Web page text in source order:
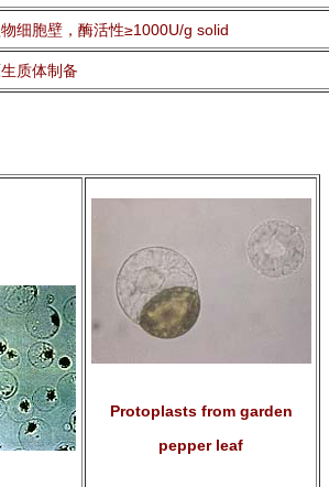
细胞壁，酶活性≥1000U/g solid
质体制备
Protoplasts from garden
pepper leaf